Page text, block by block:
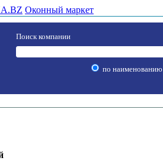
Оконный маркет
Поиск компании
по наименованию